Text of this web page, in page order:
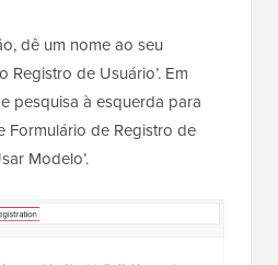
dê um nome ao seu
Registro de Usuário’. Em
pesquisa à esquerda para
Formulário de Registro de
Modelo’.